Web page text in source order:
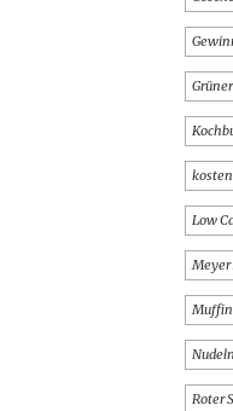
Low
Nudeln
Roter